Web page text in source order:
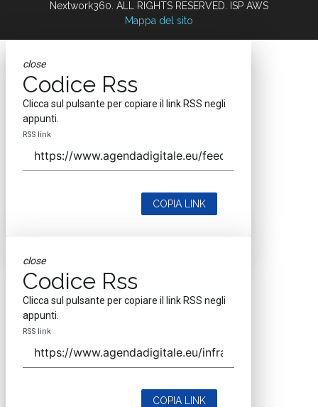
Nextwork360. ALL RIGHTS RESERVED. ISP AWS
Mappa del sito
close
Codice Rss
Clicca sul pulsante per copiare il link RSS negli
appunti.
RSS link
COPIA LINK
close
Codice Rss
Clicca sul pulsante per copiare il link RSS negli
appunti.
RSS link
COPIA LINK